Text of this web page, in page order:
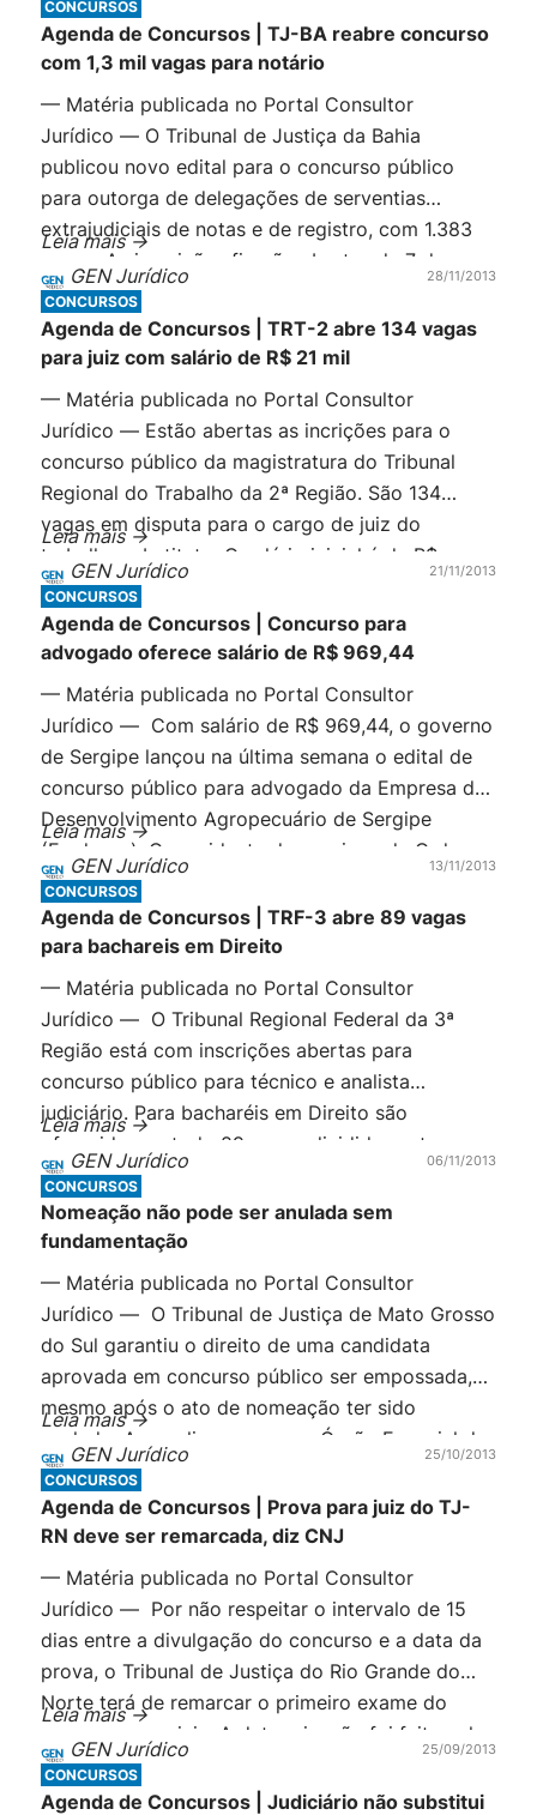
necessário […]
CONCURSOS
Agenda de Concursos | TJ-BA reabre concurso
com 1,3 mil vagas para notário
— Matéria publicada no Portal Consultor
Jurídico — O Tribunal de Justiça da Bahia
publicou novo edital para o concurso público
para outorga de delegações de serventias
extrajudiciais de notas e de registro, com 1.383
vagas. As inscrições ficarão abertas de 7 de
janeiro a 5 de fevereiro de 2014. A taxa é de R$
200. A remuneração […]
Leia mais ->
GEN Jurídico
28/11/2013
CONCURSOS
Agenda de Concursos | TRT-2 abre 134 vagas
para juiz com salário de R$ 21 mil
— Matéria publicada no Portal Consultor
Jurídico — Estão abertas as incrições para o
concurso público da magistratura do Tribunal
Regional do Trabalho da 2ª Região. São 134
vagas em disputa para o cargo de juiz do
trabalho substituto. O salário inicial é de R$
21.766,15 e os aprovados irão trabalhar na área
de jurisdição do tribunal, que […]
Leia mais ->
GEN Jurídico
21/11/2013
CONCURSOS
Agenda de Concursos | Concurso para
advogado oferece salário de R$ 969,44
— Matéria publicada no Portal Consultor
Jurídico — Com salário de R$ 969,44, o governo
de Sergipe lançou na última semana o edital de
concurso público para advogado da Empresa de
Desenvolvimento Agropecuário de Sergipe
(Emdagro). O presidente da secciona da Ordem
dos Advogados do Brasil no estado Carlos
Augusto Monteiro Nascimento, reclama: “o valor
irrisório é um […]
Leia mais ->
GEN Jurídico
13/11/2013
CONCURSOS
Agenda de Concursos | TRF-3 abre 89 vagas
para bachareis em Direito
— Matéria publicada no Portal Consultor
Jurídico — O Tribunal Regional Federal da 3ª
Região está com inscrições abertas para
concurso público para técnico e analista
judiciário. Para bacharéis em Direito são
oferecidas ao todo 89 vagas divididas entre
Analista Judiciário — Área Judiciária e Oficial de
Justiça Avaliador Federal. As vagas são
distribuídas em São Paulo e […]
Leia mais ->
GEN Jurídico
06/11/2013
CONCURSOS
Nomeação não pode ser anulada sem
fundamentação
— Matéria publicada no Portal Consultor
Jurídico — O Tribunal de Justiça de Mato Grosso
do Sul garantiu o direito de uma candidata
aprovada em concurso público ser empossada,
mesmo após o ato de nomeação ter sido
anulado. Ao analisar o caso, o Órgão Especial do
TJ-MS entendeu, por unanimidade, que não
houve fundamentação no ato que anulou […]
Leia mais ->
GEN Jurídico
25/10/2013
CONCURSOS
Agenda de Concursos | Prova para juiz do TJ-
RN deve ser remarcada, diz CNJ
— Matéria publicada no Portal Consultor
Jurídico — Por não respeitar o intervalo de 15
dias entre a divulgação do concurso e a data da
prova, o Tribunal de Justiça do Rio Grande do
Norte terá de remarcar o primeiro exame do
concurso para juiz. A determinação foi feita pelo
Conselho nacional de Justiça, pois o intervalo
mínimo […]
Leia mais ->
GEN Jurídico
25/09/2013
CONCURSOS
Agenda de Concursos | Judiciário não substitui